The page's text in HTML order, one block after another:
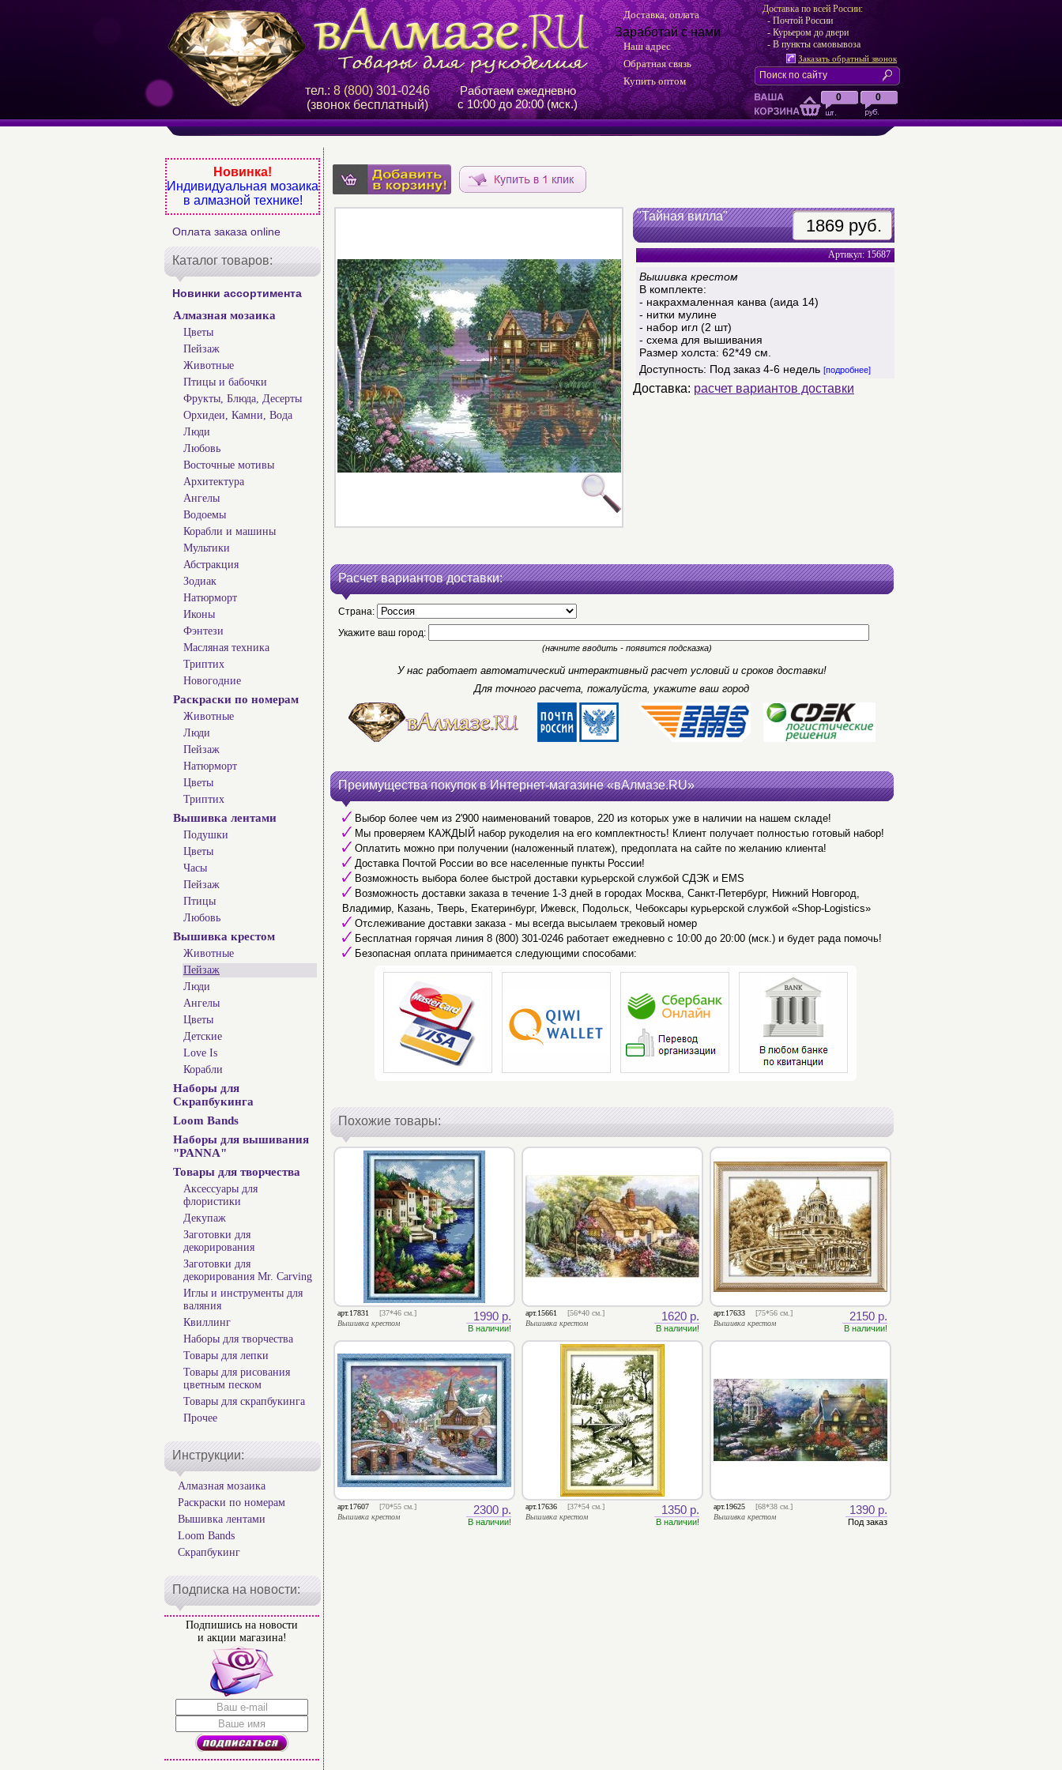
тел.:8 (800)301-0246
(звонок бесплатный)
Работаем ежедневно
с 10:00 до 20:00 (мск.)
Доставка, оплата
Заработай с нами
Наш адрес
Обратная связь
Купить оптом
Доставка по всей России:
- Почтой России
- Курьером до двери
- В пункты самовывоза
Заказать обратный звонок
0 0
Новинка!
Индивидуальная мозаика
в алмазной технике!
Оплата заказа online
Каталог товаров:
Новинки ассортимента
Алмазная мозаика
Цветы
Пейзаж
Животные
Птицы и бабочки
Фрукты, Блюда, Десерты
Орхидеи, Камни, Вода
Люди
Любовь
Восточные мотивы
Архитектура
Ангелы
Водоемы
Корабли и машины
Мультики
Абстракция
Зодиак
Натюрморт
Иконы
Фэнтези
Масляная техника
Триптих
Новогодние
Раскраски по номерам
Животные
Люди
Пейзаж
Натюрморт
Цветы
Триптих
Вышивка лентами
Подушки
Цветы
Часы
Пейзаж
Птицы
Любовь
Вышивка крестом
Животные
Пейзаж
Люди
Ангелы
Цветы
Детские
Love Is
Корабли
Наборы для
Скрапбукинга
Loom Bands
Наборы для вышивания
"PANNA"
Товары для творчества
Аксессуары для
флористики
Декупаж
Заготовки для
декорирования
Заготовки для
декорирования Mr. Carving
Иглы и инструменты для
валяния
Квиллинг
Наборы для творчества
Товары для лепки
Товары для рисования
цветным песком
Товары для скрапбукинга
Прочее
Инструкции:
Алмазная мозаика
Раскраски по номерам
Вышивка лентами
Loom Bands
Скрапбукинг
Подписка на новости:
Подпишись на новости
и акции магазина!
"Тайная вилла" 1869 руб.
Артикул: 15687
Вышивка крестом
В комплекте:
- накрахмаленная канва (аида 14)
- нитки мулине
- набор игл (2 шт)
- схема для вышивания
Размер холста: 62*49 см.
Доступность: Под заказ 4-6 недель [подробнее]
Доставка: расчет вариантов доставки
Расчет вариантов доставки:
Страна:
Укажите ваш город:
(начните вводить - появится подсказка)
У нас работает автоматический интерактивный расчет условий и сроков доставки!
Для точного расчета, пожалуйста, укажите ваш город
Преимущества покупок в Интернет-магазине «вАлмазе.RU»
Выбор более чем из 2'900 наименований товаров, 220 из которых уже в наличии на нашем складе!
Мы проверяем КАЖДЫЙ набор рукоделия на его комплектность! Клиент получает полностью готовый набор!
Оплатить можно при получении (наложенный платеж), предоплата на сайте по желанию клиента!
Доставка Почтой России во все населенные пункты России!
Возможность выбора более быстрой доставки курьерской службой СДЭК и EMS
Возможность доставки заказа в течение 1-3 дней в городах Москва, Санкт-Петербург, Нижний Новгород,
Владимир, Казань, Тверь, Екатеринбург, Ижевск, Подольск, Чебоксары курьерской службой «Shop-Logistics»
Отслеживание доставки заказа - мы всегда высылаем трековый номер
Бесплатная горячая линия 8 (800) 301-0246 работает ежедневно с 10:00 до 20:00 (мск.) и будет рада помочь!
Безопасная оплата принимается следующими способами:
Похожие товары:
арт.17831
[37*46 см.]
Вышивка крестом
1990 р.
В наличии!
арт.15661
[56*40 см.]
Вышивка крестом
1620 р.
В наличии!
арт.17633
[75*56 см.]
Вышивка крестом
2150 р.
В наличии!
арт.17607
[70*55 см.]
Вышивка крестом
2300 р.
В наличии!
арт.17636
[37*54 см.]
Вышивка крестом
1350 р.
В наличии!
арт.19625
[68*38 см.]
Вышивка крестом
1390 р.
Под заказ